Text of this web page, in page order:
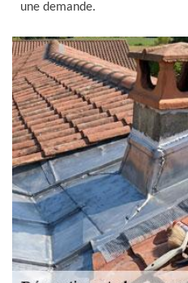
une demande.